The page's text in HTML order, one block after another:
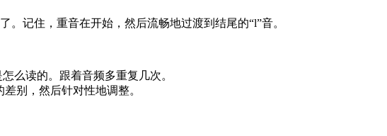
。记住，重音在开始，然后流畅地过渡到结尾的“l”音。
么读的。跟着音频多重复几次。
别，然后针对性地调整。